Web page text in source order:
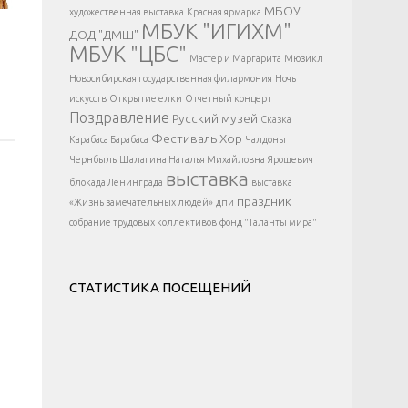
</div >
художественная выставка Красная ярмарка МБОУ
ДОД "ДМШ" МБУК "ИГИХМ"
МБУК "ЦБС" Мастер и Маргарита Мюзикл
Новосибирская государственная филармония Ночь
искусств Открытие елки Отчетный концерт
Поздравление Русский музей Сказка
Карабаса Барабаса ФестивальХор Чалдоны
Чернбыль Шалагина Наталья Михайловна Ярошевич
блокада Ленинграда выставка выставка
«Жизнь замечательных людей» дпи праздник
собрание трудовых коллективов фонд "Таланты мира"
СТАТИСТИКА ПОСЕЩЕНИЙ